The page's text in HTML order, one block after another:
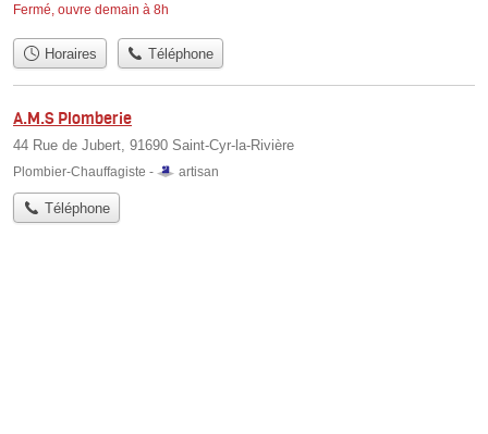
Fermé, ouvre demain à 8h
Horaires Téléphone
A.M.S Plomberie
44 Rue de Jubert, 91690 Saint-Cyr-la-Rivière
Plombier-Chauffagiste - artisan
Téléphone